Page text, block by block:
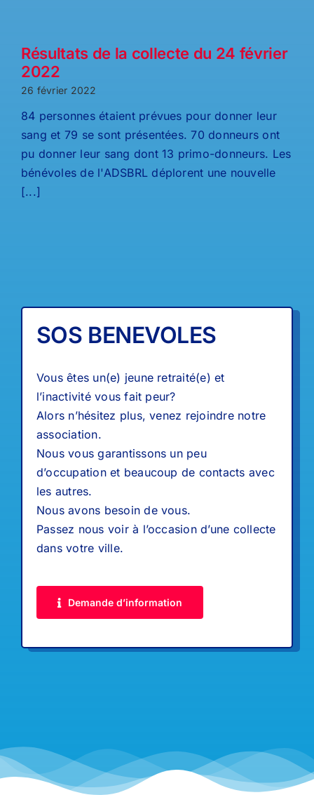
Résultats de la collecte du 24 février
2022
26 février 2022
84 personnes étaient prévues pour donner leur
sang et 79 se sont présentées. 70 donneurs ont
pu donner leur sang dont 13 primo-donneurs. Les
bénévoles de l'ADSBRL déplorent une nouvelle
[...]
SOS BENEVOLES
Vous êtes un(e) jeune retraité(e) et
l’inactivité vous fait peur?
Alors n’hésitez plus, venez rejoindre notre
association.
Nous vous garantissons un peu
d’occupation et beaucoup de contacts avec
les autres.
Nous avons besoin de vous.
Passez nous voir à l’occasion d’une collecte
dans votre ville.
Demande d’information